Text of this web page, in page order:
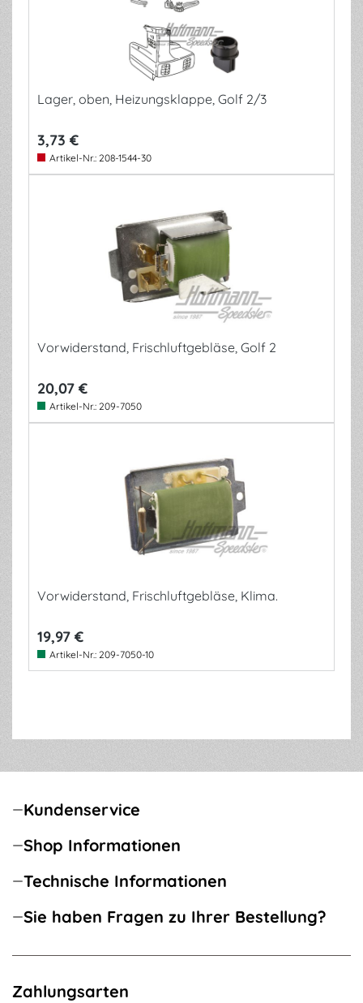
Lager, oben, Heizungsklappe, Golf 2/3
3,73 €
Artikel-Nr.: 208-1544-30
Vorwiderstand, Frischluftgebläse, Golf 2
20,07 €
Artikel-Nr.: 209-7050
Vorwiderstand, Frischluftgebläse, Klima.
19,97 €
Artikel-Nr.: 209-7050-10
Kundenservice
Shop Informationen
Technische Informationen
Sie haben Fragen zu Ihrer Bestellung?
Zahlungsarten